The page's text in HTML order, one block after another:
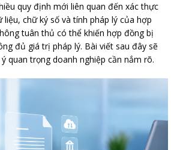
quy định mới liên quan đến xác thực
chữ ký số và tính pháp lý của hợp
tuân thủ có thể khiến hợp đồng bị
đủ giá trị pháp lý. Bài viết sau đây sẽ
quan trọng doanh nghiệp cần nắm rõ.